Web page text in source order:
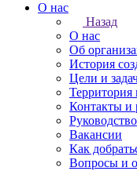
О нас
Назад
О нас
Об
История
Цели и
Контакты и
Руководство
Вакансии
Как
Вопросы и